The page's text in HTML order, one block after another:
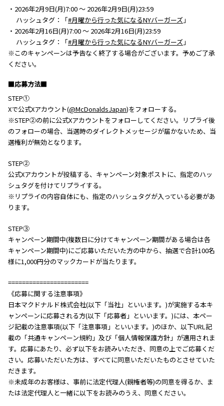
・2026年2月9日(月)7:00 ～ 2026年2月9日(月)23:59
ハッシュタグ：「#月曜から行った気になるNYバーガーズ 」
・2026年2月16日(月)7:00 ～ 2026年2月16日(月)23:59
ハッシュタグ：「#月曜から行った気になるNYバーガーズ 」
※このキャンペーンは予告なく終了する場合がございます。予めご了承
ください。
■応募方法■
STEP①
Xで公式Xアカウント(@McDonaldsJapan)をフォローする。
※STEP②の前に公式Xアカウントをフォローしてください。リプライ後
のフォローの場合、当選時のダイレクトメッセージが届かないため、当
選権利が無効となります。
STEP②
公式Xアカウントが投稿する、キャンペーン対象ポストに、指定のハッ
シュタグを付けてリプライする。
※リプライの内容自体にも、指定のハッシュタグが入っている必要があ
ります。
STEP③
キャンペーン期間中(複数日に分けてキャンペーン期間がある場合は各
キャンペーン期間中)にご応募いただいた方の中から、抽選で合計100名
様に1,000円分のマックカードが当たります。
=======================
《応募に関する注意事項》
日本マクドナルド株式会社(以下「当社」といいます。)が実施する本キ
ャンペーンに応募される方(以下「応募者」といいます。)には、本ペー
ジ記載の注意事項(以下「注意事項」といいます。)のほか、以下URL記
載の「共通キャンペーン規約」及び「個人情報保護方針」が適用されま
す。応募にあたり、必ず以下をお読みいただき、同意の上でご応募くだ
さい。応募いただいた方は、すべてに同意いただいたものとさせていた
だきます。
※未成年のお客様は、事前に法定代理人(親権者等)の同意を得るか、ま
たは法定代理人と一緒に以下をお読みのうえ、同意ください。